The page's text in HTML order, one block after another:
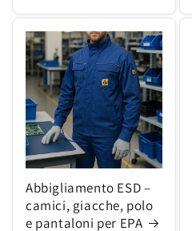
Abbigliamento ESD –
camici, giacche, polo
e pantaloni per EPA